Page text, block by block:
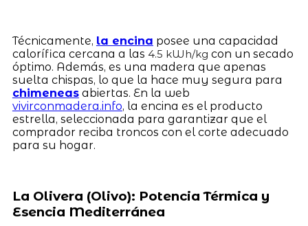
Técnicamente, la encina posee una capacidad
calorífica cercana a las 4.5 kWh/kg con un secado
óptimo. Además, es una madera que apenas
suelta chispas, lo que la hace muy segura para
chimeneasabiertas. En la web
vivirconmadera.info, la encina es el producto
estrella, seleccionada para garantizar que el
comprador reciba troncos con el corte adecuado
para su hogar.
La Olivera (Olivo): Potencia Térmica y
Esencia Mediterránea